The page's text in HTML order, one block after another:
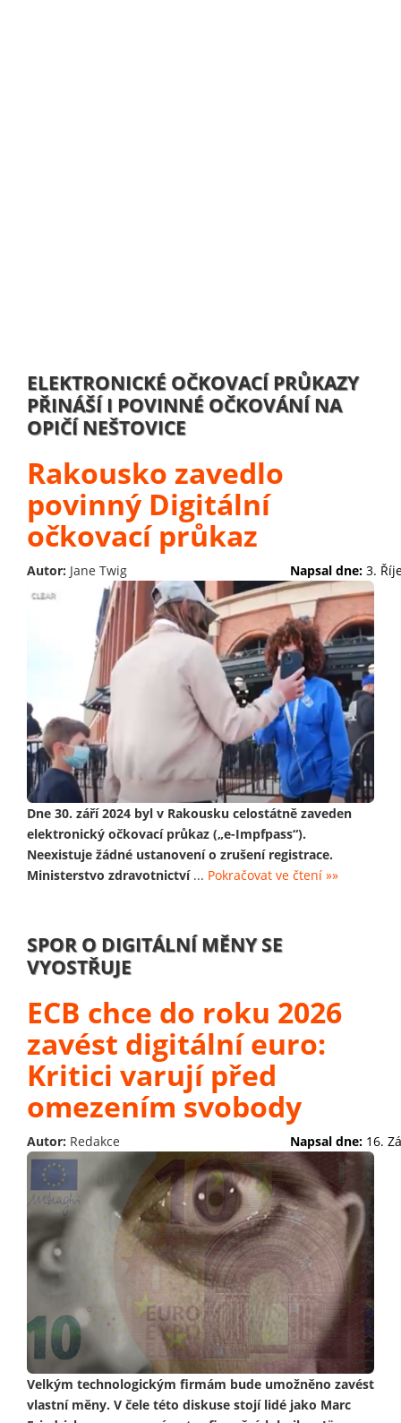
ELEKTRONICKÉ OČKOVACÍ PRŮKAZY
PŘINÁŠÍ I POVINNÉ OČKOVÁNÍ NA
OPIČÍ NEŠTOVICE
Rakousko zavedlo
povinný Digitální
očkovací průkaz
Autor: Jane Twig Napsal dne: 3.
Dne 30. září 2024 byl v Rakousku celostátně zaveden
elektronický očkovací průkaz („e-Impfpass“).
Neexistuje žádné ustanovení o zrušení registrace.
Ministerstvo zdravotnictví... Pokračovat ve čtení »»
SPOR O DIGITÁLNÍ MĚNY SE
VYOSTŘUJE
ECB chce do roku 2026
zavést digitální euro:
Kritici varují před
omezením svobody
Autor: Redakce Napsal dne: 16.
Velkým technologickým firmám bude umožněno zavést
vlastní měny. V čele této diskuse stojí lidé jako Marc